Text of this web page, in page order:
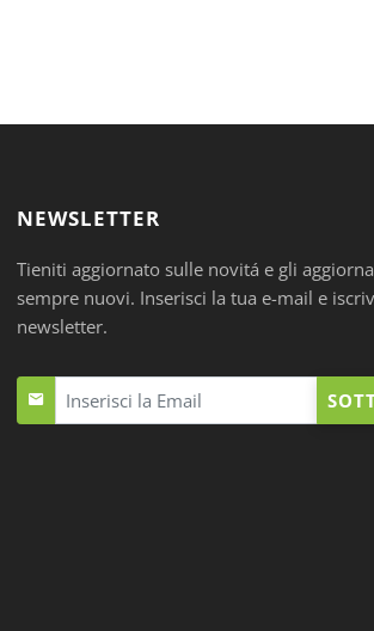
NEWSLETTER
Tieniti aggiornato sulle novitá e gli
sempre nuovi. Inserisci la tua e-mail e
newsletter.